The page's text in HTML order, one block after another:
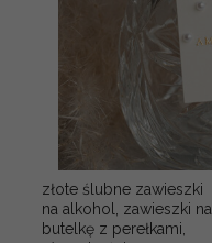
złote ślubne zawieszki
na alkohol, zawieszki na
butelkę z perełkami,